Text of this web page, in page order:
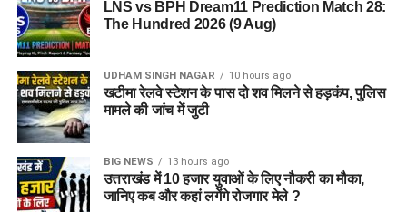
LNS vs BPH Dream11 Prediction Match 28:
The Hundred 2026 (9 Aug)
UDHAM SINGH NAGAR 10 hours ago
खटीमा रेलवे स्टेशन के पास दो शव मिलने से हड़कंप, पुलिस
मामले की जांच में जुटी
BIG NEWS 13 hours ago
उत्तराखंड में 10 हजार युवाओं के लिए नौकरी का मौका,
जानिए कब और कहां लगेंगे रोजगार मेले ?